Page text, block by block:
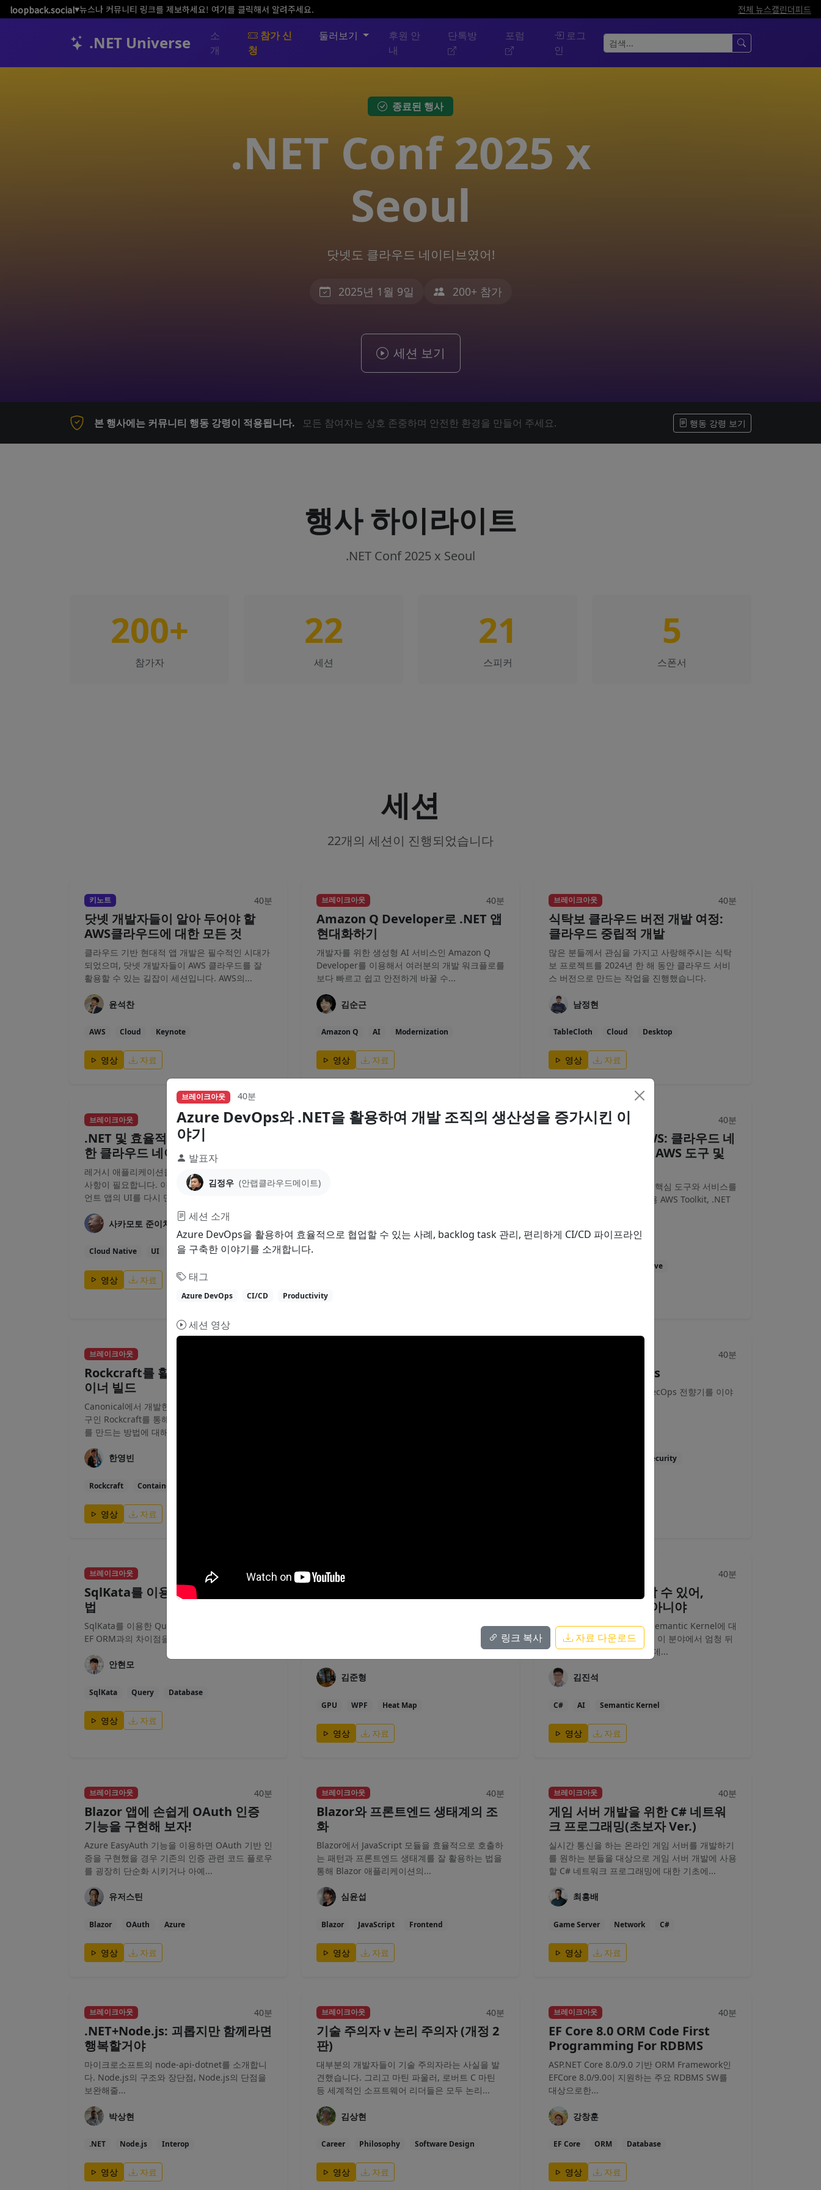
loopback.social▼뉴스나 커뮤니티 링크를 제보하세요! 여기를 클릭해서 알려주세요. 전체 뉴스캘린더피드
.NET Universe
소
개
참가 신
청
둘러보기
후원 안
내
단톡방 포럼
로그
인
종료된 행사
.NET Conf 2025 x
Seoul
닷넷도 클라우드 네이티브였어!
2025년 1월 9일 200+ 참가
세션 보기
본 행사에는 커뮤니티 행동 강령이 적용됩니다. 모든 참여자는 상호 존중하며 안전한 환경을 만들어 주세요. 행동 강령 보기
행사 하이라이트
.NET Conf 2025 x Seoul
200+
참가자
22
세션
21
스피커
5
스폰서
세션
22개의 세션이 진행되었습니다
키노트 40분
닷넷 개발자들이 알아 두어야 할
AWS클라우드에 대한 모든 것
클라우드 기반 현대적 앱 개발은 필수적인 시대가
되었으며, 닷넷 개발자들이 AWS 클라우드를 잘
활용할 수 있는 길잡이 세션입니다. AWS의...
윤석찬
AWS Cloud Keynote
영상 자료
브레이크아웃 40분
Amazon Q Developer로 .NET 앱
현대화하기
개발자를 위한 생성형 AI 서비스인 Amazon Q
Developer를 이용해서 여러분의 개발 워크플로를
보다 빠르고 쉽고 안전하게 바꿀 수...
김순근
Amazon Q AI Modernization
영상 자료
브레이크아웃 40분
식탁보 클라우드 버전 개발 여정:
클라우드 중립적 개발
많은 분들께서 관심을 가지고 사랑해주시는 식탁
보 프로젝트를 2024년 한 해 동안 클라우드 서비
스 버전으로 만드는 작업을 진행했습니다.
남정현
TableCloth Cloud Desktop
영상 자료
브레이크아웃 40분
.NET 및 효율적인 UI 재구축을 통
한 클라우드 네이티브 전환
레거시 애플리케이션을 현대화하려면 많은 고려
사항이 필요합니다. 이 세션에서는 최신 웹 클라이
언트 앱의 UI를 다시 만드는 데 중점을 두고...
사카모토 준이치
Cloud Native UI Migration
영상 자료
브레이크아웃 40분
이 세션에서는 JSON Document NoSQL 데이터플
손광락
브레이크아웃 40분
About .NET on AWS: 클라우드 네
이티브 개발을 위한 AWS 도구 및
AWS에서 .NET 개발을 위한 핵심 도구와 서비스를
소개합니다. Visual Studio용 AWS Toolkit, .NET
류동철
Cloud Native
브레이크아웃
Rockcraft를 활용한 .NET 앱 컨테
이너 빌드
Canonical에서 개발한 컨테이너 이미지 빌드 도
구인 Rockcraft를 통해 .NET 앱 컨테이너 이미지
를 만드는 방법에 대해 알아봅니다.
한영빈
Rockcraft Container
영상 자료
40분
DotNetDevSecOps
9년차 .NET 개발자의 DevSecOps 전향기를 이야
Security
브레이크아웃 40분
SqlKata를 이용한 Query 관리 기
법
SqlKata를 이용한 Query 관리 기법과 Dapper,
EF ORM과의 차이점을 이해합니다.
안현모
SqlKata Query Database
영상 자료
브레이크아웃
SharpDX, ComputeSharp, ILGPU 등의 라이브러
리를 이용하여 IDW 보간법을 GPU에서 수행하고,
김준형
GPU WPF Heat Map
영상 자료
40분
C#도 AI랑 이야기할 수 있어,
Python만 되는 거 아니야
AI를 오케스트레이션 하는 Semantic Kernel에 대
한 이야기를 해봅니다. C#은 이 분야에서 엄청 뒤
떨어진 것 같은 느낌을 받는데...
김진석
C# AI Semantic Kernel
영상 자료
브레이크아웃 40분
Blazor 앱에 손쉽게 OAuth 인증
기능을 구현해 보자!
Azure EasyAuth 기능을 이용하면 OAuth 기반 인
증을 구현했을 경우 기존의 인증 관련 코드 플로우
를 굉장히 단순화 시키거나 아예...
유저스틴
Blazor OAuth Azure
영상 자료
브레이크아웃 40분
Blazor와 프론트엔드 생태계의 조
화
Blazor에서 JavaScript 모듈을 효율적으로 호출하
는 패턴과 프론트엔드 생태계를 잘 활용하는 법을
통해 Blazor 애플리케이션의...
심윤섭
Blazor JavaScript Frontend
영상 자료
브레이크아웃 40분
게임 서버 개발을 위한 C# 네트워
크 프로그래밍(초보자 Ver.)
실시간 통신을 하는 온라인 게임 서버를 개발하기
를 원하는 분들을 대상으로 게임 서버 개발에 사용
할 C# 네트워크 프로그래밍에 대한 기초에...
최흥배
Game Server Network C#
영상 자료
브레이크아웃 40분
.NET+Node.js: 괴롭지만 함께라면
행복할거야
마이크로소프트의 node-api-dotnet를 소개합니
다. Node.js의 구조와 장단점, Node.js의 단점을
보완해줄...
박상현
.NET Node.js Interop
영상 자료
브레이크아웃 40분
기술 주의자 v 논리 주의자 (개정 2
판)
대부분의 개발자들이 기술 주의자라는 사실을 발
견했습니다. 그리고 마틴 파울러, 로버트 C 마틴
등 세계적인 소프트웨어 리더들은 모두 논리...
김상현
Career Philosophy Software Design
영상 자료
브레이크아웃 40분
EF Core 8.0 ORM Code First
Programming For RDBMS
ASP.NET Core 8.0/9.0 기반 ORM Framework인
EFCore 8.0/9.0이 지원하는 주요 RDBMS SW를
대상으로한...
강창훈
EF Core ORM Database
영상 자료
브레이크아웃 40분
Azure DevOps와 .NET을 활용하여 개발 조직의 생산성을 증가시킨 이
야기
발표자
김정우 (안랩클라우드메이트)
세션 소개
Azure DevOps을 활용하여 효율적으로 협업할 수 있는 사례, backlog task 관리, 편리하게 CI/CD 파이프라인
을 구축한 이야기를 소개합니다.
태그
Azure DevOps CI/CD Productivity
세션 영상
링크 복사 자료 다운로드